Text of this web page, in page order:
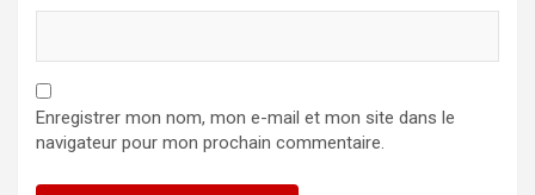
Enregistrer mon nom, mon e-mail et mon site dans le
navigateur pour mon prochain commentaire.